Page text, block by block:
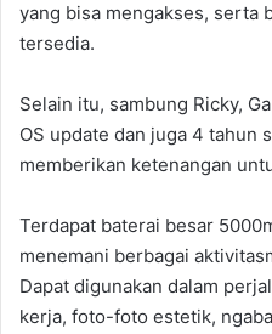
yang bisa mengakses, serta
tersedia.
Selain itu, sambung Ricky,
OS update dan juga 4 tahun
memberikan ketenangan
Terdapat baterai besar
menemani berbagai
Dapat digunakan dalam
kerja, foto-foto estetik,